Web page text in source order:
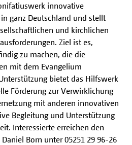
innovative
ganz Deutschland und stellt
und kirchlichen
Ziel ist es,
zu machen, die die
mit dem Evangelium
bietet das Hilfswerk
Förderung zur Verwirklichung
mit anderen innovativen
Begleitung und Unterstützung
Interessierte erreichen den
Born unter 05251 29 96-26